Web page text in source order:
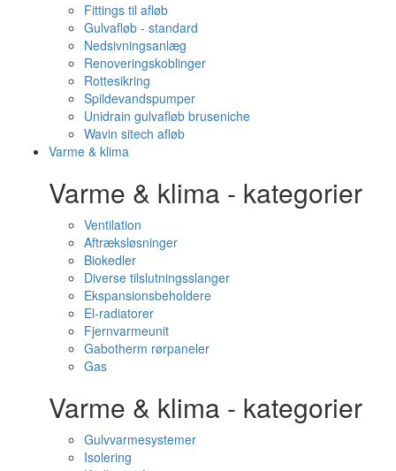
Fittings til afløb
Gulvafløb - standard
Nedsivningsanlæg
Renoveringskoblinger
Rottesikring
Spildevandspumper
Unidrain gulvafløb bruseniche
Wavin sitech afløb
Varme & klima
Varme & klima - kategorier
Ventilation
Aftræksløsninger
Biokedler
Diverse tilslutningsslanger
Ekspansionsbeholdere
El-radiatorer
Fjernvarmeunit
Gabotherm rørpaneler
Gas
Varme & klima - kategorier
Gulvvarmesystemer
Isolering